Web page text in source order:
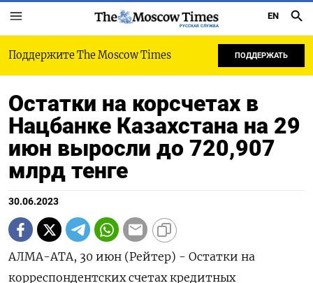
РУССКАЯ СЛУЖБА
EN
Поддержите The Moscow Times ПОДДЕРЖАТЬ
Остатки на корсчетах в
Нацбанке Казахстана на 29
июн выросли до 720,907
млрд тенге
30.06.2023
АЛМА-АТА, 30 июн (Рейтер) - Остатки на
корреспондентских счетах кредитных